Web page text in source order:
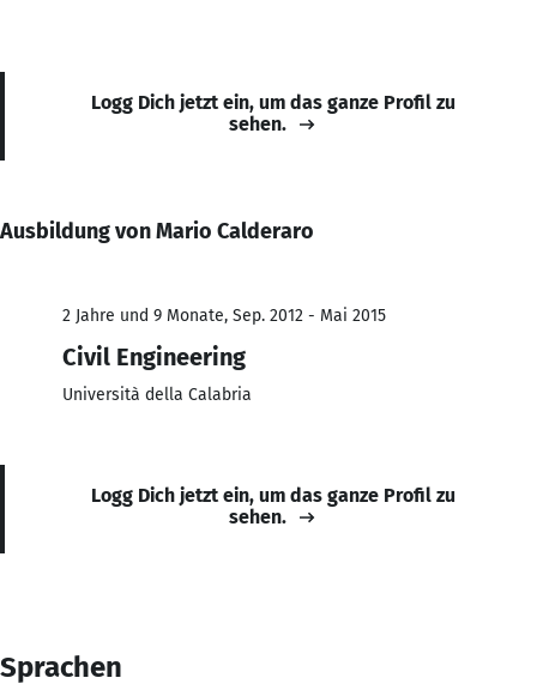
Logg Dich jetzt ein, um das ganze Profil zu
sehen.
Ausbildung von Mario Calderaro
2 Jahre und 9 Monate, Sep. 2012 - Mai 2015
Civil Engineering
Università della Calabria
Logg Dich jetzt ein, um das ganze Profil zu
sehen.
Sprachen